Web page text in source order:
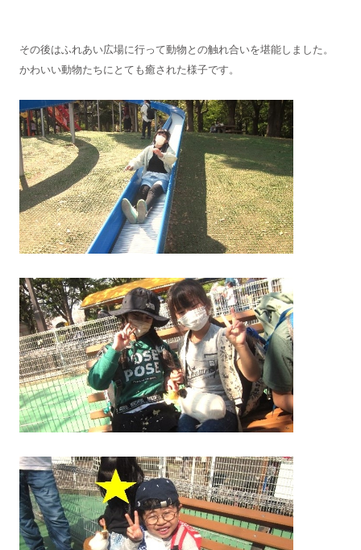
その後はふれあい広場に行って動物との触れ合いを堪能しました。
かわいい動物たちにとても癒された様子です。